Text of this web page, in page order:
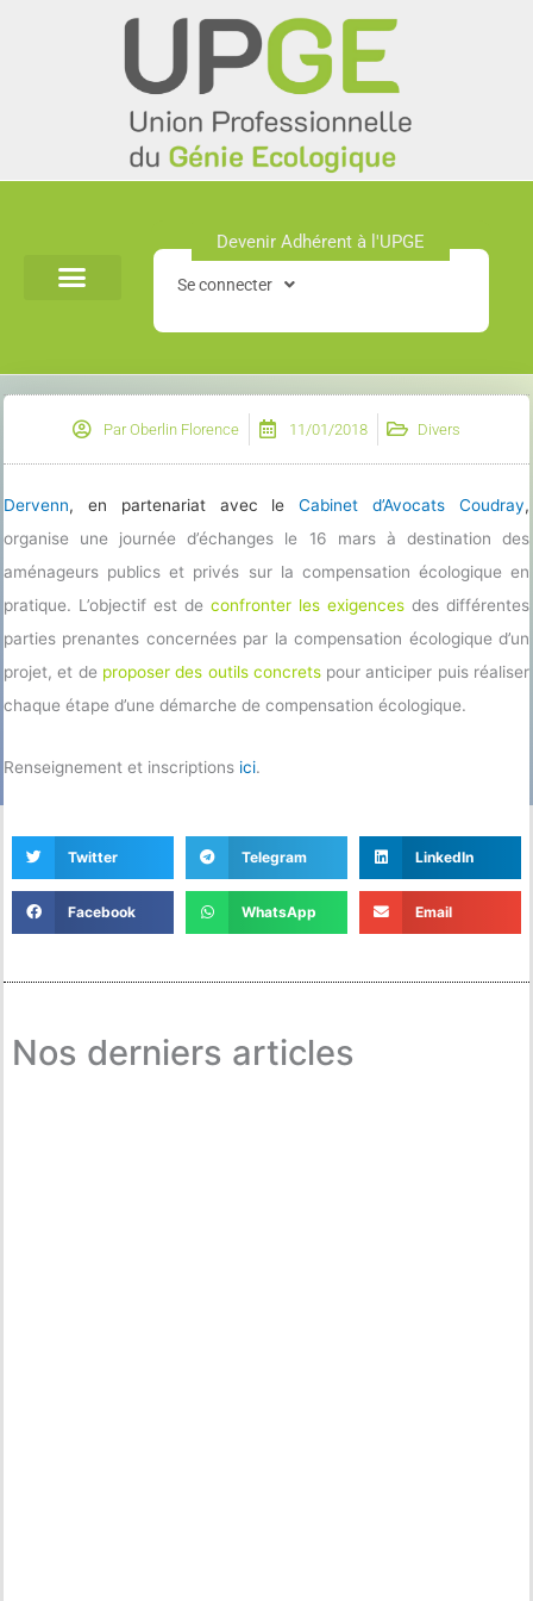
Devenir Adhérent à l'UPGE​
Se connecter
ParOberlin Florence 11/01/2018 Divers
Dervenn, en partenariat avec leCabinet d’Avocats Coudray,
organise une journée d’échanges le 16 mars à destination des
aménageurs publics et privés sur la compensation écologique en
pratique. L’objectif est de confronter les exigences des différentes
parties prenantes concernées par la compensation écologique d’un
projet, et de proposer des outils concretspour anticiper puis réaliser
chaque étape d’une démarche de compensation écologique.
Renseignement et inscriptions ici.
Twitter Telegram LinkedIn
Facebook WhatsApp Email
Nos derniers articles